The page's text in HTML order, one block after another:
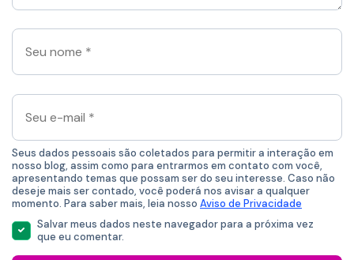
Seu
nome
*
Seu
e-
mail
*
Seus dados pessoais são coletados para permitir a interação em
nosso blog, assim como para entrarmos em contato com você,
apresentando temas que possam ser do seu interesse. Caso não
deseje mais ser contado, você poderá nos avisar a qualquer
momento. Para saber mais, leia nosso Aviso de Privacidade
Salvar meus dados neste navegador para a próxima vez
que eu comentar.